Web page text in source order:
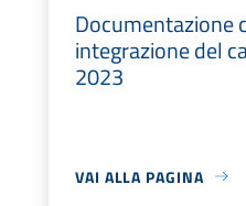
Documentazione
integrazione del
2023
VAI ALLA PAGINA